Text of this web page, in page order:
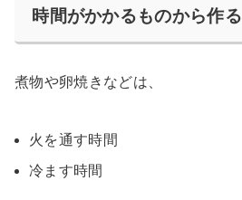
時間がかかるものから作る
煮物や卵焼きなどは、
火を通す時間
冷ます時間